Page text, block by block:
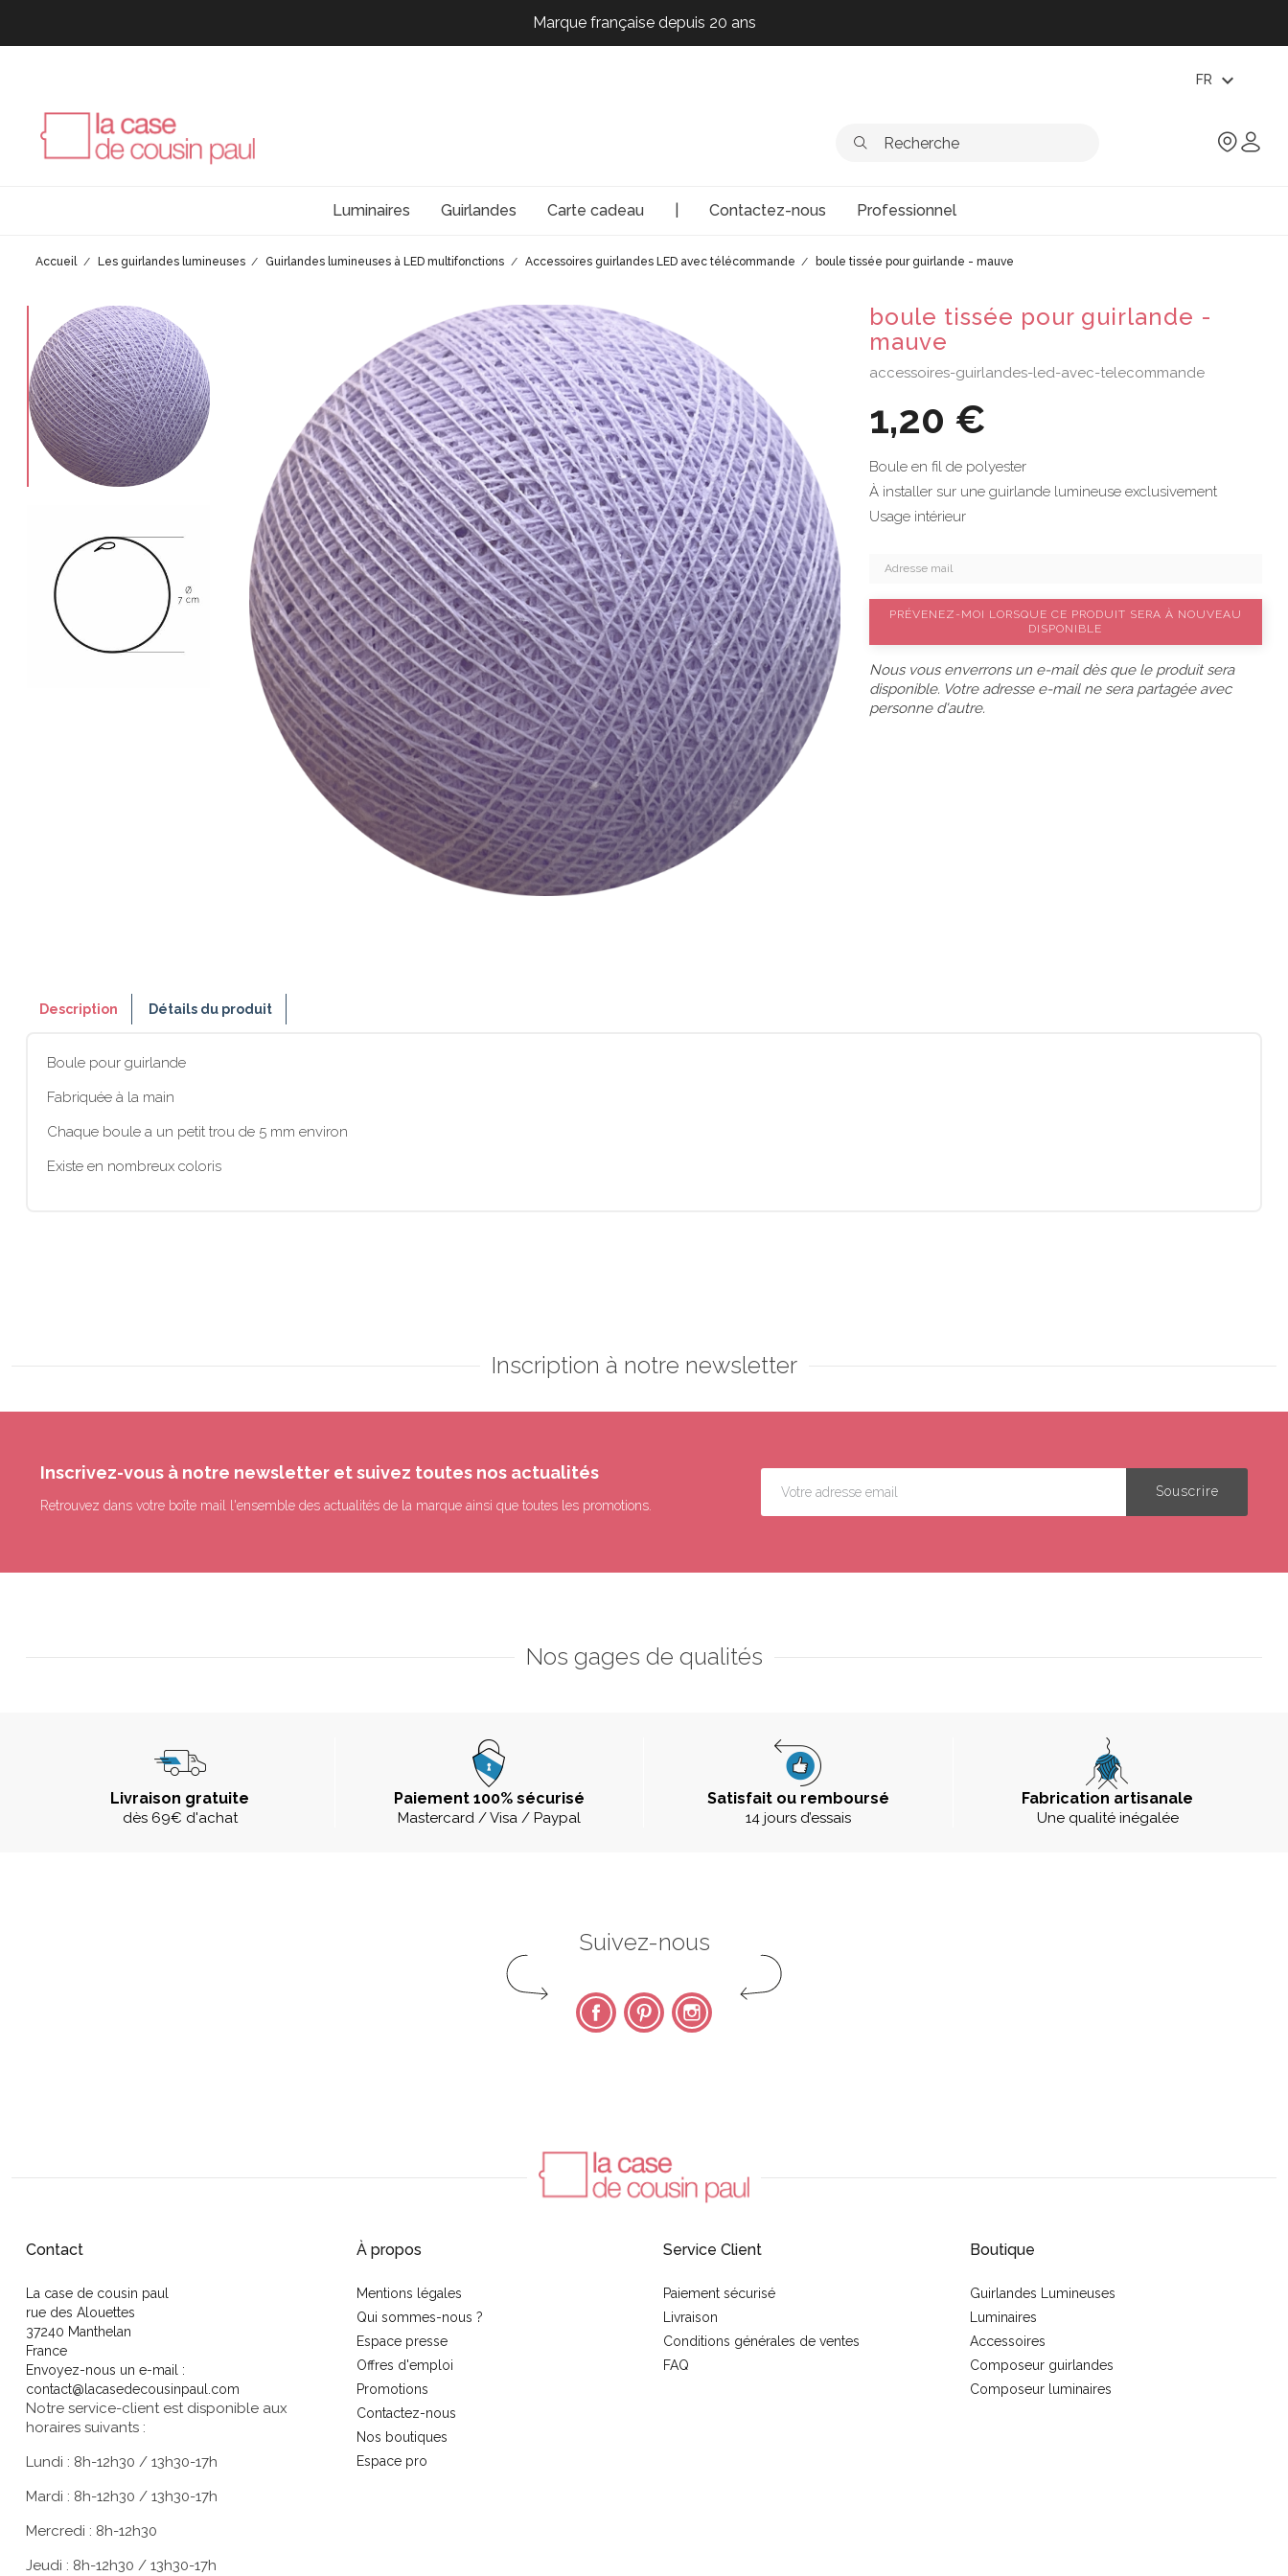
Marque française depuis 20 ans
Marque française depuis 20 ans
FR expand_more
Luminaires Guirlandes Carte cadeau Contactez-nous Professionnel
Accueil Les guirlandes lumineuses Guirlandes lumineuses à LED multifonctions Accessoires guirlandes LED avec télécommande boule tissée pour guirlande - mauve
boule tissée pour guirlande -
mauve
accessoires-guirlandes-led-avec-telecommande
1,20 €
Boule en fil de polyester
À installer sur une guirlande lumineuse exclusivement
Usage intérieur
PRÉVENEZ-MOI LORSQUE CE PRODUIT SERA À NOUVEAU
DISPONIBLE
Nous vous enverrons un e-mail dès que le produit sera
disponible. Votre adresse e-mail ne sera partagée avec
personne d'autre.
Description Détails du produit
Boule pour guirlande
Fabriquée à la main
Chaque boule a un petit trou de 5 mm environ
Existe en nombreux coloris
Inscription à notre newsletter
Inscrivez-vous à notre newsletter et suivez toutes nos actualités
Retrouvez dans votre boîte mail l'ensemble des actualités de la marque ainsi que toutes les promotions.
Nos gages de qualités
Livraison gratuite
dès 69€ d'achat
Paiement 100% sécurisé
Mastercard / Visa / Paypal
Satisfait ou remboursé
14 jours d’essais
Fabrication artisanale
Une qualité inégalée
Suivez-nous
FacebookPinterest Instagram
Contact
La case de cousin paul
rue des Alouettes
37240 Manthelan
France
Envoyez-nous un e-mail :
contact@lacasedecousinpaul.com
Notre service-client est disponible aux
horaires suivants :
Lundi : 8h-12h30 / 13h30-17h
Mardi : 8h-12h30 / 13h30-17h
Mercredi : 8h-12h30
Jeudi : 8h-12h30 / 13h30-17h
À propos
Mentions légales
Qui sommes-nous ?
Espace presse
Offres d'emploi
Promotions
Contactez-nous
Nos boutiques
Espace pro
Service Client
Paiement sécurisé
Livraison
Conditions générales de ventes
FAQ
Boutique
Guirlandes Lumineuses
Luminaires
Accessoires
Composeur guirlandes
Composeur luminaires